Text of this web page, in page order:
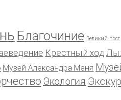
Благочиние Великий пост
Крестный ход
Музей Александра Меня
Экология